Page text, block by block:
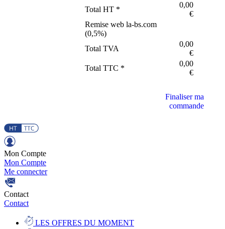
Total HT *
0,00
€
Remise web la-bs.com
(0,5%)
Total TVA
0,00
€
Total TTC *
0,00
€
Finaliser ma
commande
Mon Compte
Mon Compte
Me connecter
Contact
Contact
LES OFFRES DU MOMENT